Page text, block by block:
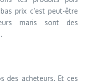
prix c’est peut-être
maris sont des
des acheteurs. Et ces